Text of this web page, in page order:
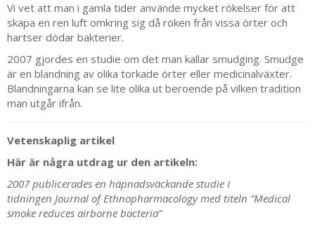
Vi vet att man i gamla tider använde mycket rökelser för att
skapa en ren luft omkring sig då röken från vissa örter och
hartser dödar bakterier.
2007 gjordes en studie om det man kallar smudging. Smudge
är en blandning av olika torkade örter eller medicinalväxter.
Blandningarna kan se lite olika ut beroende på vilken tradition
man utgår ifrån.
Vetenskaplig artikel
Här är några utdrag ur den artikeln:
2007 publicerades en häpnadsväckande studie I
tidningen Journal of Ethnopharmacology med titeln ”Medical
smoke reduces airborne bacteria”